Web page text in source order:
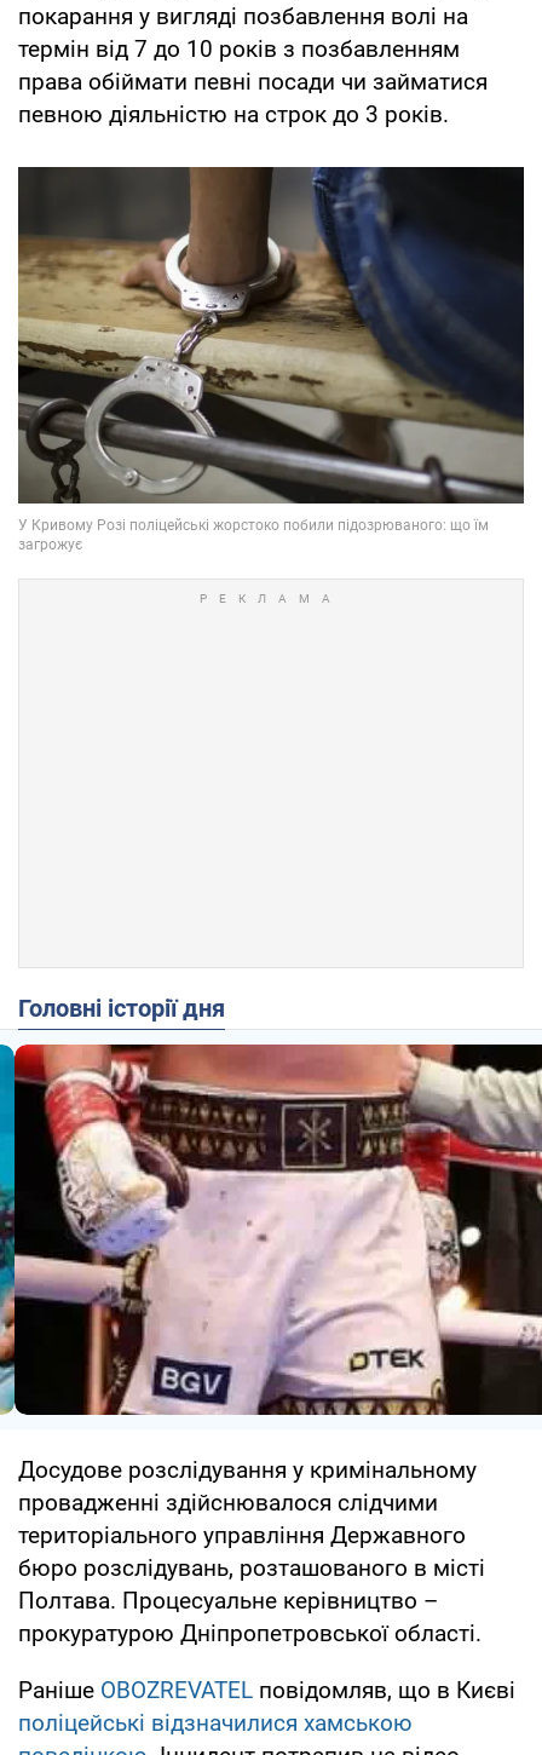
покарання у вигляді позбавлення волі на
термін від 7 до 10 років з позбавленням
права обіймати певні посади чи займатися
певною діяльністю на строк до 3 років.
Головні історії дня
Досудове розслідування у кримінальному
провадженні здійснювалося слідчими
територіального управління Державного
бюро розслідувань, розташованого в місті
Полтава. Процесуальне керівництво –
прокуратурою Дніпропетровської області.
Раніше OBOZREVATEL повідомляв, що в Києві
поліцейські відзначилися хамською